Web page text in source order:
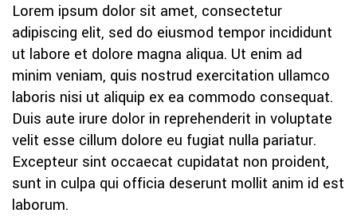
Lorem ipsum dolor sit amet, consectetur
adipiscing elit, sed do eiusmod tempor incididunt
ut labore et dolore magna aliqua. Ut enim ad
minim veniam, quis nostrud exercitation ullamco
laboris nisi ut aliquip ex ea commodo consequat.
Duis aute irure dolor in reprehenderit in voluptate
velit esse cillum dolore eu fugiat nulla pariatur.
Excepteur sint occaecat cupidatat non proident,
sunt in culpa qui officia deserunt mollit anim id est
laborum.